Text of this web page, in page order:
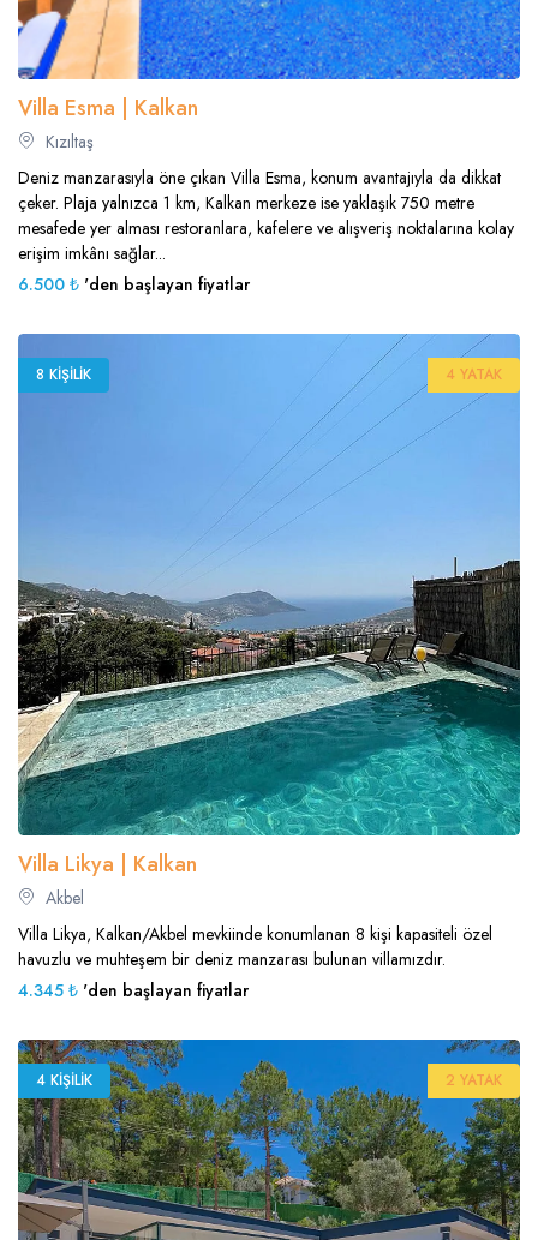
Villa Esma | Kalkan
Kızıltaş
Deniz manzarasıyla öne çıkan Villa Esma, konum avantajıyla da dikkat
çeker. Plaja yalnızca 1 km, Kalkan merkeze ise yaklaşık 750 metre
mesafede yer alması restoranlara, kafelere ve alışveriş noktalarına kolay
erişim imkânı sağlar...
6.500 ₺ 'den başlayan fiyatlar
8 KIŞILIK 4 YATAK
Villa Likya | Kalkan
Akbel
Villa Likya, Kalkan/Akbel mevkiinde konumlanan 8 kişi kapasiteli özel
havuzlu ve muhteşem bir deniz manzarası bulunan villamızdır.
4.345 ₺ 'den başlayan fiyatlar
4 KIŞILIK 2 YATAK